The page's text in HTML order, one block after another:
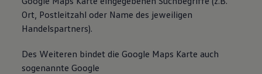
Ort, Postleitzahl oder Name des jeweiligen
Handelspartners).
Des Weiteren bindet die Google Maps Karte auch
sogenannte Google